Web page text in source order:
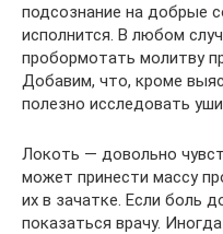
подсознание на добрые
исполнится. В любом
пробормотать молитву
Добавим, что, кроме
полезно исследовать
Локоть — довольно
может принести массу
их в зачатке. Если боль
показаться врачу.